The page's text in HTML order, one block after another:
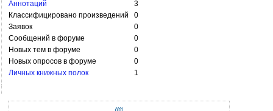
Аннотаций
3
Классифицировано произведений
0
Заявок
0
Сообщений в форуме
0
Новых тем в форуме
0
Новых опросов в форуме
0
Личных книжных полок
1